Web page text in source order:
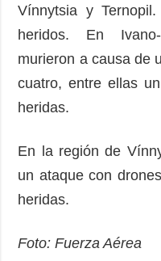
Vínnytsia y
heridos. En
murieron a causa de
cuatro, entre ellas
heridas.
En la región de
un ataque con
heridas.
Foto: Fuerza Aérea